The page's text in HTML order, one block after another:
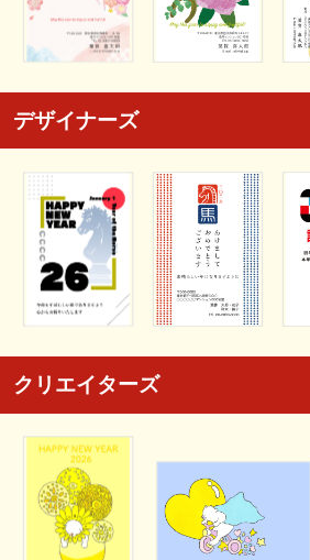
デザイナーズ
クリエイターズ